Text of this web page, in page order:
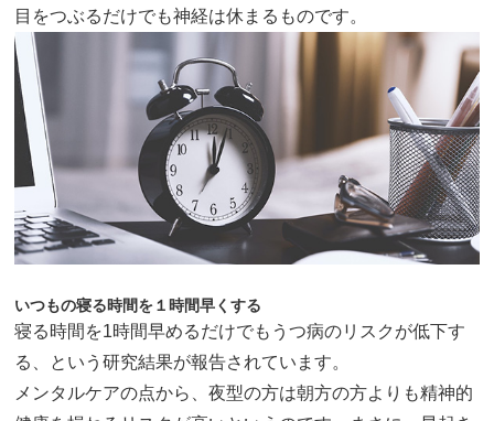
目をつぶるだけでも神経は休まるものです。
いつもの寝る時間を１時間早くする
寝る時間を1時間早めるだけでもうつ病のリスクが低下す
る、という研究結果が報告されています。
メンタルケアの点から、夜型の方は朝方の方よりも精神的